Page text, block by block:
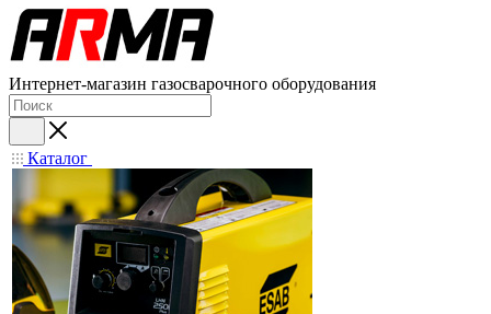
Интернет-магазин газосварочного оборудования
Каталог